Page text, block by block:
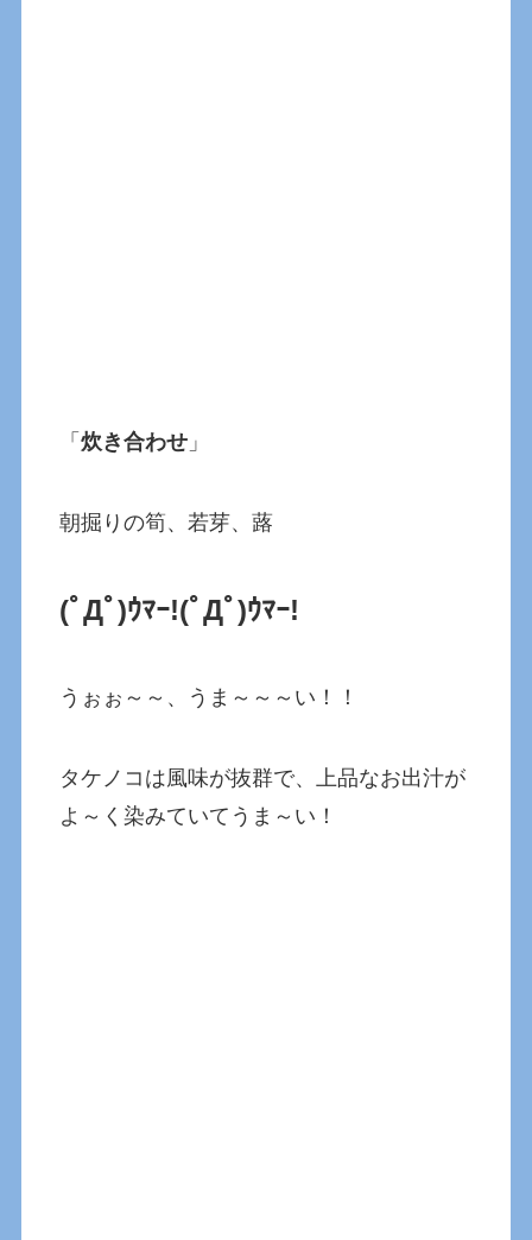
「炊き合わせ 」
朝掘りの筍、若芽、蕗
(ﾟДﾟ)ｳﾏｰ!(ﾟДﾟ)ｳﾏｰ!
うぉぉ～～、うま～～～い！！
タケノコは風味が抜群で、上品なお出汁が
よ～く染みていてうま～い！